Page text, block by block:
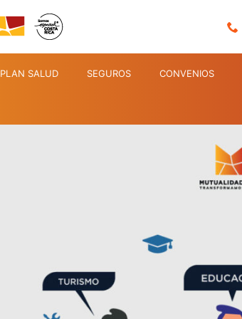
PLAN SALUD SEGUROS CONVENIOS